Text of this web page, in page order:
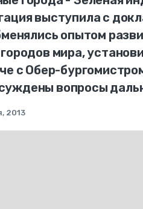
выступила с
опытом
мира,
с Обер-
вопросы
2013